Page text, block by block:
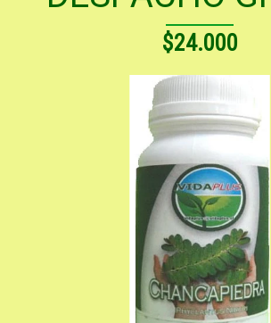
$24.000